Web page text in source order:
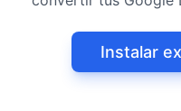
Instalar